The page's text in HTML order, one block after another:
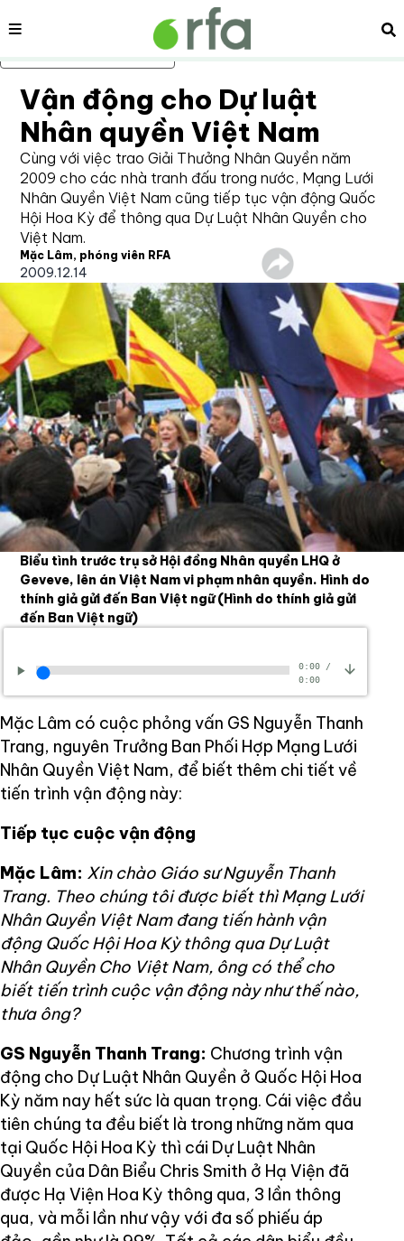
Bỏ qua nội dung chính
Nội dung
Vận động cho Dự luật
Nhân quyền Việt Nam
Cùng với việc trao Giải Thưởng Nhân Quyền năm
2009 cho các nhà tranh đấu trong nước, Mạng Lưới
Nhân Quyền Việt Nam cũng tiếp tục vận động Quốc
Hội Hoa Kỳ để thông qua Dự Luật Nhân Quyền cho
Việt Nam.
Mặc Lâm, phóng viên RFA
2009.12.14
Biểu tình trước trụ sở Hội đồng Nhân quyền LHQ ở
Geveve, lên án Việt Nam vi phạm nhân quyền. Hình do
thính giả gửi đến Ban Việt ngữ(Hình do thính giả gửi
đến Ban Việt ngữ)
0:00/
0:00
Mặc Lâm có cuộc phỏng vấn GS Nguyễn Thanh
Trang, nguyên Trưởng Ban Phối Hợp Mạng Lưới
Nhân Quyền Việt Nam, để biết thêm chi tiết về
tiến trình vận động này:
Tiếp tục cuộc vận động
Mặc Lâm: Xin chào Giáo sư Nguyễn Thanh
Trang. Theo chúng tôi được biết thì Mạng Lưới
Nhân Quyền Việt Nam đang tiến hành vận
động Quốc Hội Hoa Kỳ thông qua Dự Luật
Nhân Quyền Cho Việt Nam, ông có thể cho
biết tiến trình cuộc vận động này như thế nào,
thưa ông?
GS Nguyễn Thanh Trang: Chương trình vận
động cho Dự Luật Nhân Quyền ở Quốc Hội Hoa
Kỳ năm nay hết sức là quan trọng. Cái việc đầu
tiên chúng ta đều biết là trong những năm qua
tại Quốc Hội Hoa Kỳ thì cái Dự Luật Nhân
Quyền của Dân Biểu Chris Smith ở Hạ Viện đã
được Hạ Viện Hoa Kỳ thông qua, 3 lần thông
qua, và mỗi lần như vậy với đa số phiếu áp